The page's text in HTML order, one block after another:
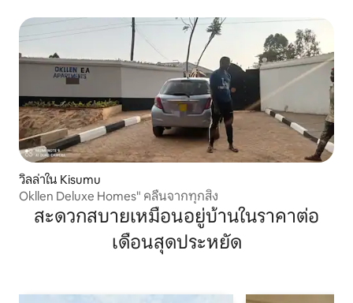
วิลล่าใน Kisumu
Okllen Deluxe Homes" คลื่นจากทุกสิ่ง
สะดวกสบายเหมือนอยู่บ้านในราคาต่อ
เดือนสุดประหยัด